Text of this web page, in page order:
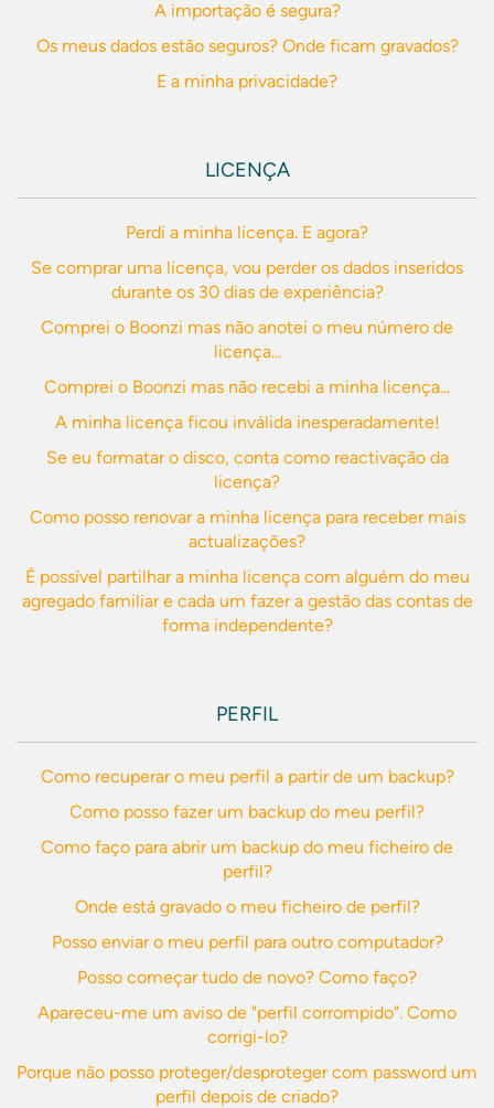
A importação é segura?
Os meus dados estão seguros? Onde ficam gravados?
E a minha privacidade?
LICENÇA
Perdi a minha licença. E agora?
Se comprar uma licença, vou perder os dados inseridos
durante os 30 dias de experiência?
Comprei o Boonzi mas não anotei o meu número de
licença...
Comprei o Boonzi mas não recebi a minha licença...
A minha licença ficou inválida inesperadamente!
Se eu formatar o disco, conta como reactivação da
licença?
Como posso renovar a minha licença para receber mais
actualizações?
É possível partilhar a minha licença com alguém do meu
agregado familiar e cada um fazer a gestão das contas de
forma independente?
PERFIL
Como recuperar o meu perfil a partir de um backup?
Como posso fazer um backup do meu perfil?
Como faço para abrir um backup do meu ficheiro de
perfil?
Onde está gravado o meu ficheiro de perfil?
Posso enviar o meu perfil para outro computador?
Posso começar tudo de novo? Como faço?
Apareceu-me um aviso de "perfil corrompido". Como
corrigi-lo?
Porque não posso proteger/desproteger com password um
perfil depois de criado?